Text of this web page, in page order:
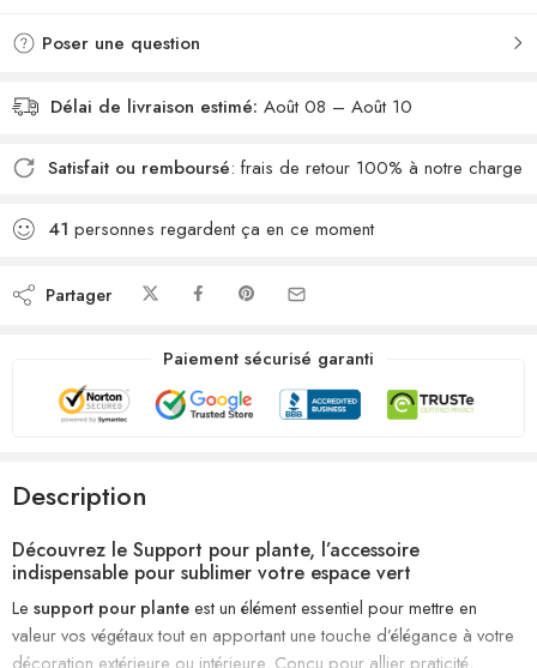
Poser une question
Délai de livraison estimé: Août 08 – Août 10
Satisfait ou remboursé: frais de retour 100% à notre charge
41 personnes regardent ça en ce moment
Partager
Paiement sécurisé garanti
Description
Découvrez le Support pour plante, l’accessoire
indispensable pour sublimer votre espace vert
Le support pour planteest un élément essentiel pour mettre en
valeur vos végétaux tout en apportant une touche d’élégance à votre
décoration extérieure ou intérieure. Conçu pour allier praticité,